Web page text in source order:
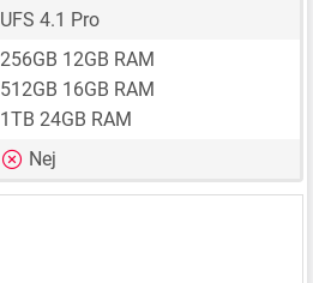
UFS 4.1 Pro
256GB 12GB RAM
512GB 16GB RAM
1TB 24GB RAM
Nej